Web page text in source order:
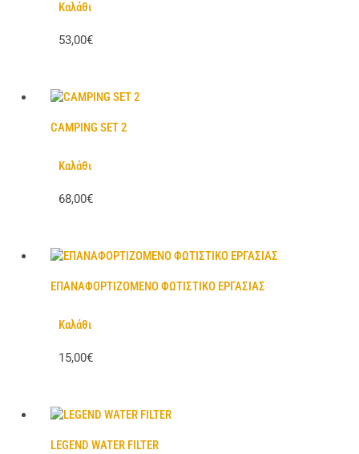
Καλάθι
53,00€
CAMPING SET 2
Καλάθι
68,00€
ΕΠΑΝΑΦΟΡΤΙΖΟΜΕΝΟ ΦΩΤΙΣΤΙΚΟ ΕΡΓΑΣΙΑΣ
Καλάθι
15,00€
LEGEND WATER FILTER